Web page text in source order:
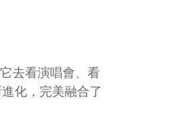
去看演唱會、看
化，完美融合了